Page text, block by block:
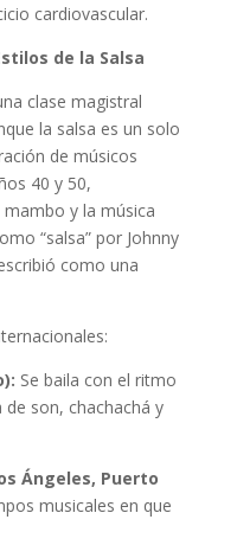
cardiovascular.
de la Salsa
clase magistral
la salsa es un solo
de músicos
40 y 50,
y la música
“salsa” por Johnny
como una
Se baila con el ritmo
son, chachachá y
Ángeles, Puerto
musicales en que